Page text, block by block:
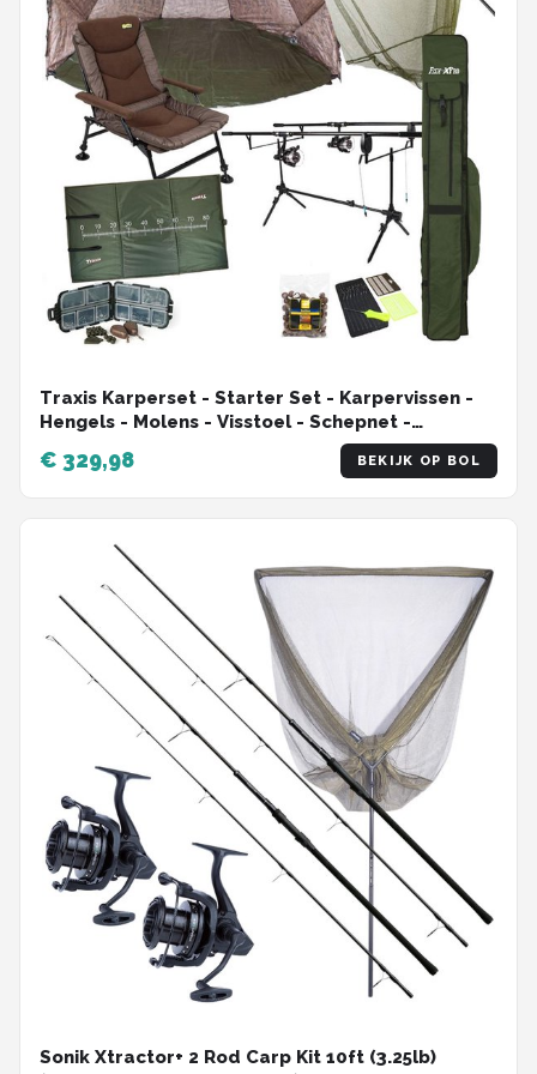
Traxis Karperset - Starter Set - Karpervissen -
Hengels - Molens - Visstoel - Schepnet -
Onthaakmat - Rodpod - Beetmelders - Shelter
€ 329,98 BEKIJK OP BOL
Sonik Xtractor+ 2 Rod Carp Kit 10ft (3.25lb)